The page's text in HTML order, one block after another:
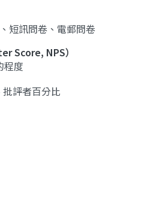
短訊問卷、電郵問卷
Score, NPS）
程度
批評者百分比